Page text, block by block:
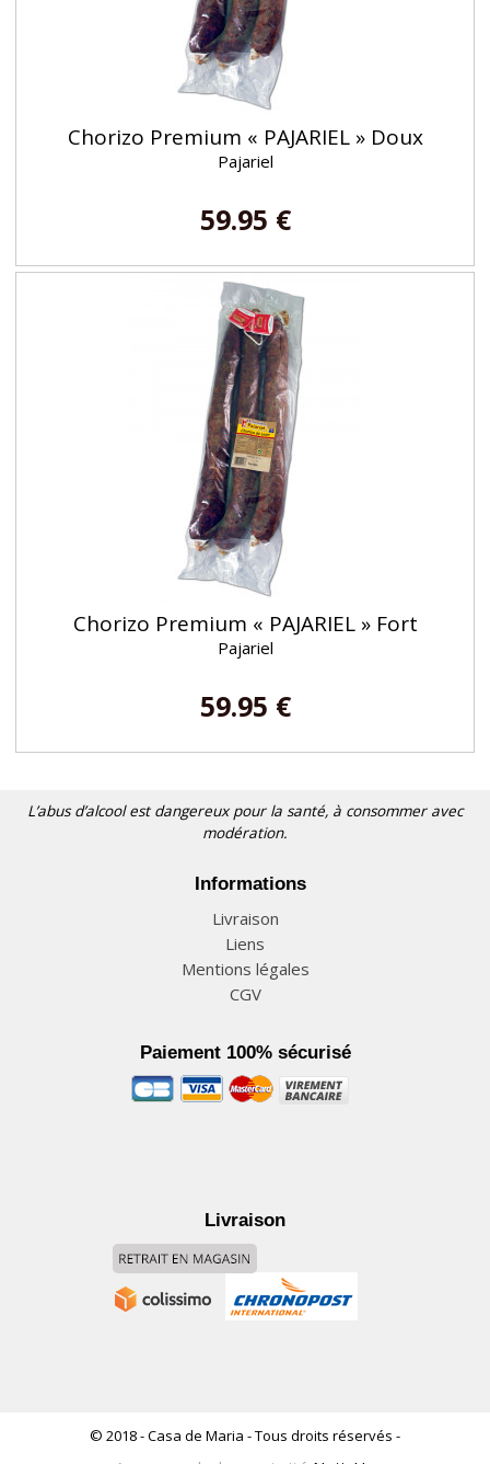
Chorizo Premium « PAJARIEL » Doux
Pajariel
59.95 €
Chorizo Premium « PAJARIEL » Fort
Pajariel
59.95 €
L’abus d’alcool est dangereux pour la santé, à consommer avec
modération.
Informations
Livraison
Liens
Mentions légales
CGV
Paiement 100% sécurisé
Livraison
© 2018 - Casa de Maria - Tous droits réservés -